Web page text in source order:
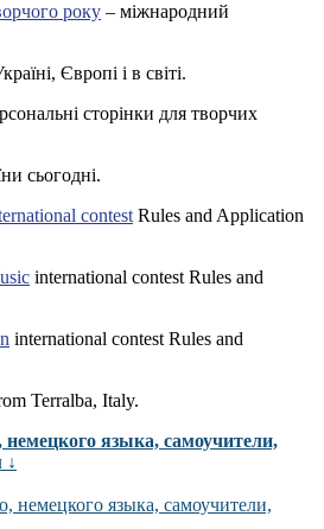
року – міжнародний
Європі і в світі.
сторінки для творчих
сьогодні.
contest Rules and Application
international contest Rules and
international contest Rules and
Terralba, Italy.
языка, самоучители,
↓